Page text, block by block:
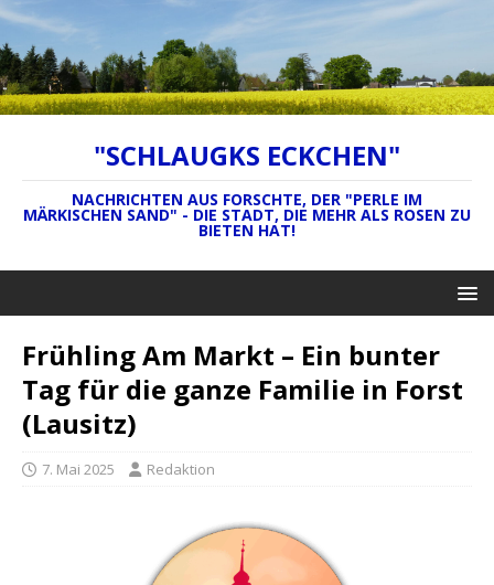
"SCHLAUGKS ECKCHEN"
NACHRICHTEN AUS FORSCHTE, DER "PERLE IM
MÄRKISCHEN SAND" - DIE STADT, DIE MEHR ALS ROSEN ZU
BIETEN HAT!
Frühling Am Markt – Ein bunter
Tag für die ganze Familie in Forst
(Lausitz)
7. Mai 2025 Redaktion